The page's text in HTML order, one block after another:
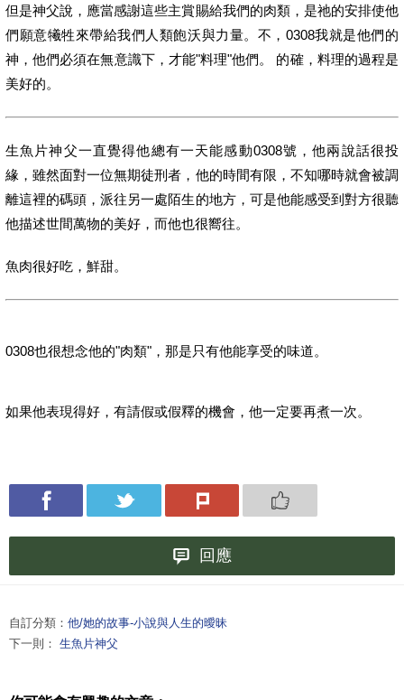
但是神父說，應當感謝這些主賞賜給我們的肉類，是祂的安排使他
們願意犧牲來帶給我們人類飽沃與力量。不，0308我就是他們的
神，他們必須在無意識下，才能"料理"他們。 的確，料理的過程是
美好的。
生魚片神父一直覺得他總有一天能感動0308號，他兩說話很投
緣，雖然面對一位無期徒刑者，他的時間有限，不知哪時就會被調
離這裡的碼頭，派往另一處陌生的地方，可是他能感受到對方很聽
他描述世間萬物的美好，而他也很嚮往。
魚肉很好吃，鮮甜。
0308也很想念他的"肉類"，那是只有他能享受的味道。
如果他表現得好，有請假或假釋的機會，他一定要再煮一次。
回應
自訂分類： 他/她的故事-小說與人生的曖昧
下一則： 生魚片神父